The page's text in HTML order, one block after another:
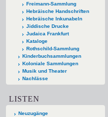
Freimann-Sammlung
Hebräische Handschriften
Hebräische Inkunabeln
Jiddische Drucke
Judaica Frankfurt
Kataloge
Rothschild-Sammlung
Kinderbuchsammlungen
Koloniale Sammlungen
Musik und Theater
Nachlässe
LISTEN
Neuzugänge